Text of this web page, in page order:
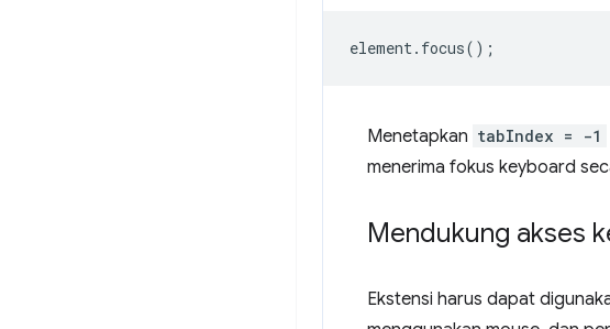
element. focus();
Menetapkan tabIndex = -1
menerima fokus keyboard
Mendukung akses
Ekstensi harus dapat